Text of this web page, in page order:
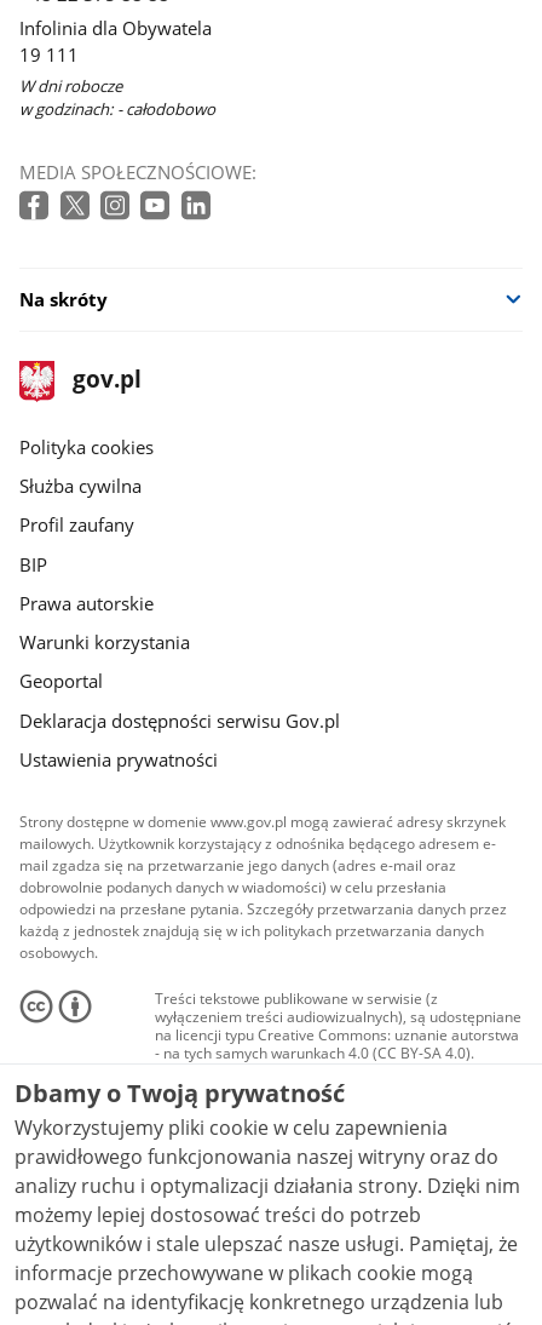
Infolinia dla Obywatela
19 111
W dni robocze
w godzinach: - całodobowo
MEDIA SPOŁECZNOŚCIOWE:
Na skróty
stopka
gov.pl
Strona
gov.pl
gov.pl
Polityka cookies
Służba cywilna
Profil zaufany
BIP
Prawa autorskie
Warunki korzystania
Geoportal
Deklaracja dostępności serwisu Gov.pl
Ustawienia prywatności
Strony dostępne w domenie www.gov.pl mogą zawierać adresy skrzynek
mailowych. Użytkownik korzystający z odnośnika będącego adresem e-
mail zgadza się na przetwarzanie jego danych (adres e-mail oraz
dobrowolnie podanych danych w wiadomości) w celu przesłania
odpowiedzi na przesłane pytania. Szczegóły przetwarzania danych przez
każdą z jednostek znajdują się w ich politykach przetwarzania danych
osobowych.
Treści tekstowe publikowane w serwisie (z
wyłączeniem treści audiowizualnych), są udostępniane
na licencji typu Creative Commons: uznanie autorstwa
- na tych samych warunkach 4.0 (CC BY-SA 4.0).
Materiały audiowizualne, w tym zdjęcia, materiały
audio i wideo, są udostępniane na licencji typu
Creative Commons: uznanie autorstwa użycie
niekomercyjne - bez utworów zależnych 4.0 (CC BY-
NC-ND 4.0), o ile nie jest to stwierdzone inaczej.
Dbamy o Twoją prywatność
Wykorzystujemy pliki cookie w celu zapewnienia
prawidłowego funkcjonowania naszej witryny oraz do
analizy ruchu i optymalizacji działania strony. Dzięki nim
możemy lepiej dostosować treści do potrzeb
użytkowników i stale ulepszać nasze usługi. Pamiętaj, że
informacje przechowywane w plikach cookie mogą
pozwalać na identyfikację konkretnego urządzenia lub